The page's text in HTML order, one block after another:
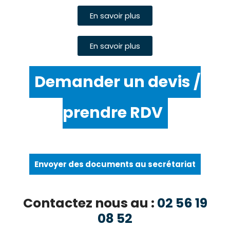
En savoir plus
En savoir plus
Demander un devis /
prendre RDV
Envoyer des documents au secrétariat
Contactez nous au : 02 56 19
08 52